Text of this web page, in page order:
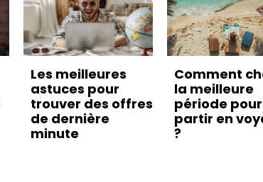
Les meilleures
astuces pour
trouver des offres
de dernière
minute
Comment
la meilleure
période pour
partir en
?